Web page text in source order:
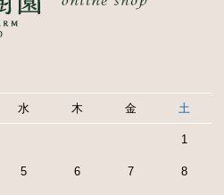
水 木 金 土
1
5 6 7 8